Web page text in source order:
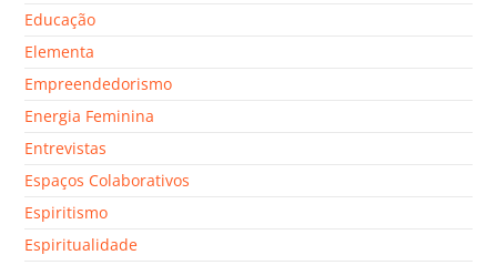
Educação
Elementa
Empreendedorismo
Energia Feminina
Entrevistas
Espaços Colaborativos
Espiritismo
Espiritualidade